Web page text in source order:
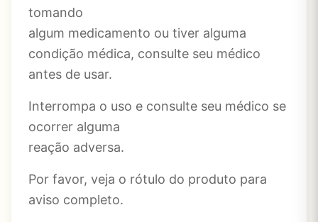
tomando
algum medicamento ou tiver alguma
condição médica, consulte seu médico
antes de usar.
Interrompa o uso e consulte seu médico se
ocorrer alguma
reação adversa.
Por favor, veja o rótulo do produto para
aviso completo.